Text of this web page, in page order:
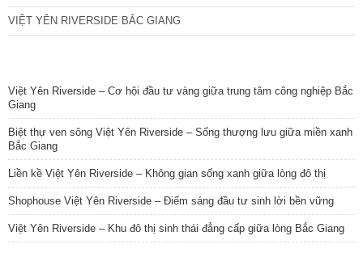
VIỆT YÊN RIVERSIDE BẮC GIANG
Việt Yên Riverside – Cơ hội đầu tư vàng giữa trung tâm công nghiệp Bắc
Giang
Biệt thự ven sông Việt Yên Riverside – Sống thượng lưu giữa miền xanh
Bắc Giang
Liền kề Việt Yên Riverside – Không gian sống xanh giữa lòng đô thị
Shophouse Việt Yên Riverside – Điểm sáng đầu tư sinh lời bền vững
Việt Yên Riverside – Khu đô thị sinh thái đẳng cấp giữa lòng Bắc Giang